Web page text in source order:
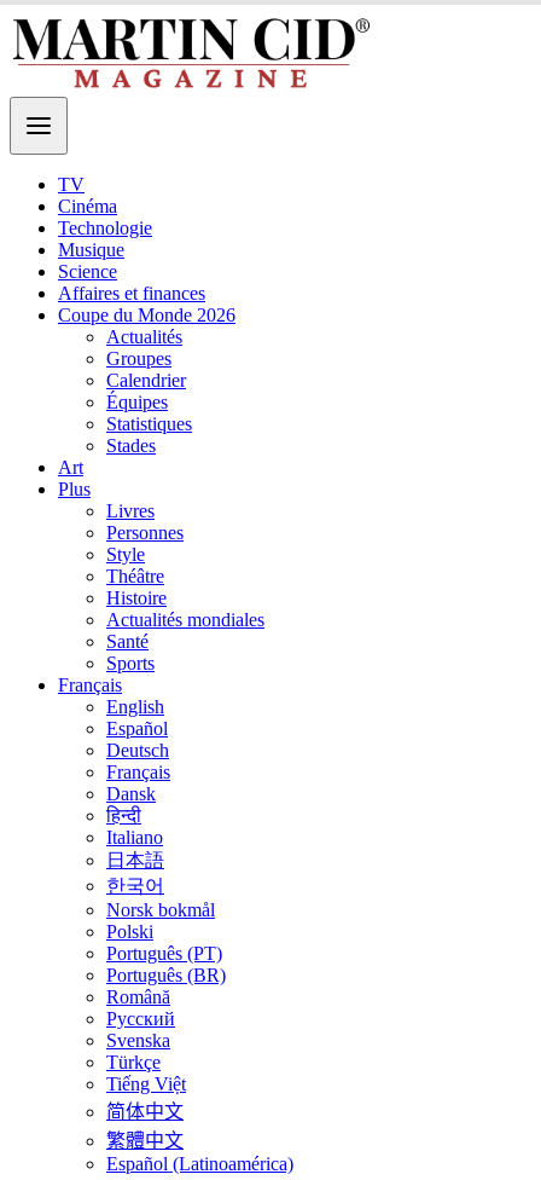
TV
Cinéma
Technologie
Musique
Science
Affaires et finances
Coupe du Monde 2026
Actualités
Groupes
Calendrier
Équipes
Statistiques
Stades
Art
Plus
Livres
Personnes
Style
Théâtre
Histoire
Actualités mondiales
Santé
Sports
Français
English
Español
Deutsch
Français
Dansk
हिन्दी
Italiano
日本語
한국어
Norsk bokmål
Polski
Português (PT)
Português (BR)
Română
Русский
Svenska
Türkçe
Tiếng Việt
简体中文
繁體中文
Español (Latinoamérica)